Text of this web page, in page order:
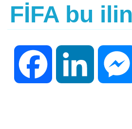
FİFA bu
Facebook LinkedIn